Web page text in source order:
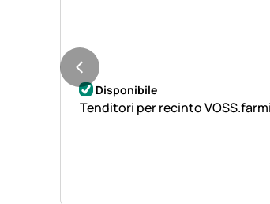
Disponibile
Tenditori per recinto